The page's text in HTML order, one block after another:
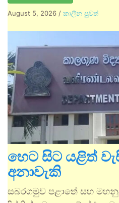
August 5, 2026 / කාලීන පුවත්
හෙට සිට යළිත්
අනාවැකි
සබරගමුව පළාතේ සහ